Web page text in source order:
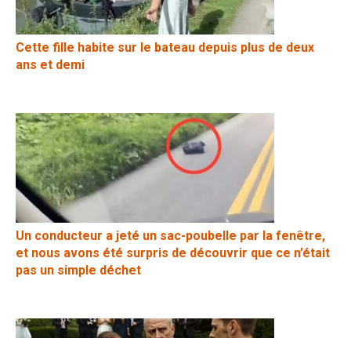
Cette fille habite sur le bateau depuis plus de deux
ans et demi
Un conducteur a jeté un sac-poubelle par la fenêtre,
et nous avons été surpris de découvrir que ce n’était
pas un simple déchet